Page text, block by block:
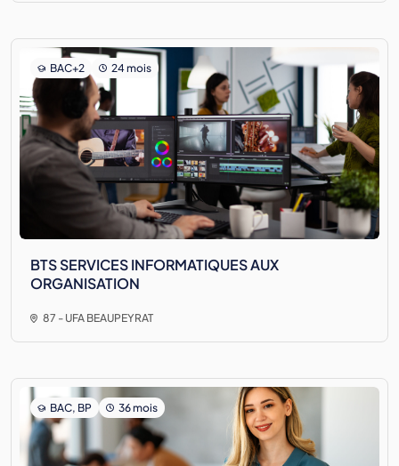
BAC+2 24 mois
BTS SERVICES INFORMATIQUES AUX
ORGANISATION
87 - UFA BEAUPEYRAT
BAC, BP 36 mois